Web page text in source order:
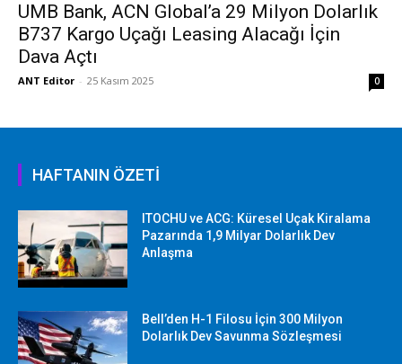
UMB Bank, ACN Global’a 29 Milyon Dolarlık
B737 Kargo Uçağı Leasing Alacağı İçin
Dava Açtı
ANT Editor - 25 Kasım 2025 0
HAFTANIN ÖZETİ
ITOCHU ve ACG: Küresel Uçak Kiralama
Pazarında 1,9 Milyar Dolarlık Dev
Anlaşma
Bell’den H-1 Filosu İçin 300 Milyon
Dolarlık Dev Savunma Sözleşmesi